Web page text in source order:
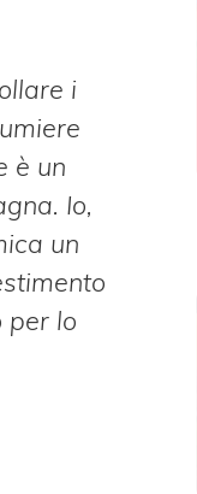
i
è un
Io,
un
per lo